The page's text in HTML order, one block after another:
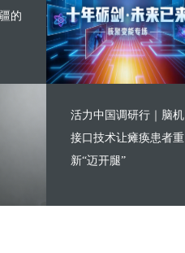
的
活力中国调研行｜脑机
接口技术让瘫痪患者重
新“迈开腿”